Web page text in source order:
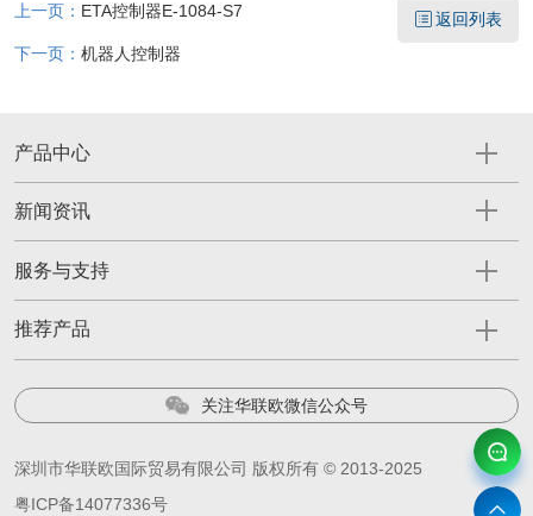
上一页： ETA控制器E-1084-S7
下一页： 机器人控制器
返回列表
产品中心
新闻资讯
服务与支持
推荐产品
关注华联欧微信公众号
深圳市华联欧国际贸易有限公司 版权所有 © 2013-2025
粤ICP备14077336号